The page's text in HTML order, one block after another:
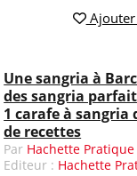
Ajouter
Une sangria à
des sangria
1 carafe à sangria
de recettes
Par Hachette Pratique
Editeur : Hachette